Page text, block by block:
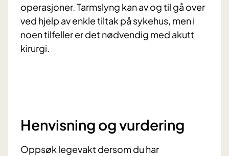
operasjoner. Tarmslyng kan av og til gå over
ved hjelp av enkle tiltak på sykehus, men i
noen tilfeller er det nødvendig med akutt
kirurgi.
Henvisning og vurdering
Oppsøk legevakt dersom du har